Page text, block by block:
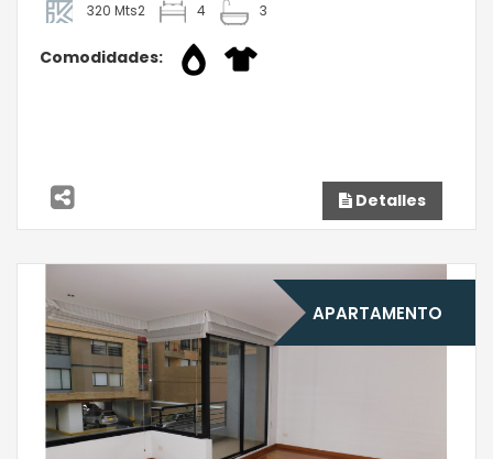
320 Mts2 4 3
Comodidades:
Detalles
APARTAMENTO